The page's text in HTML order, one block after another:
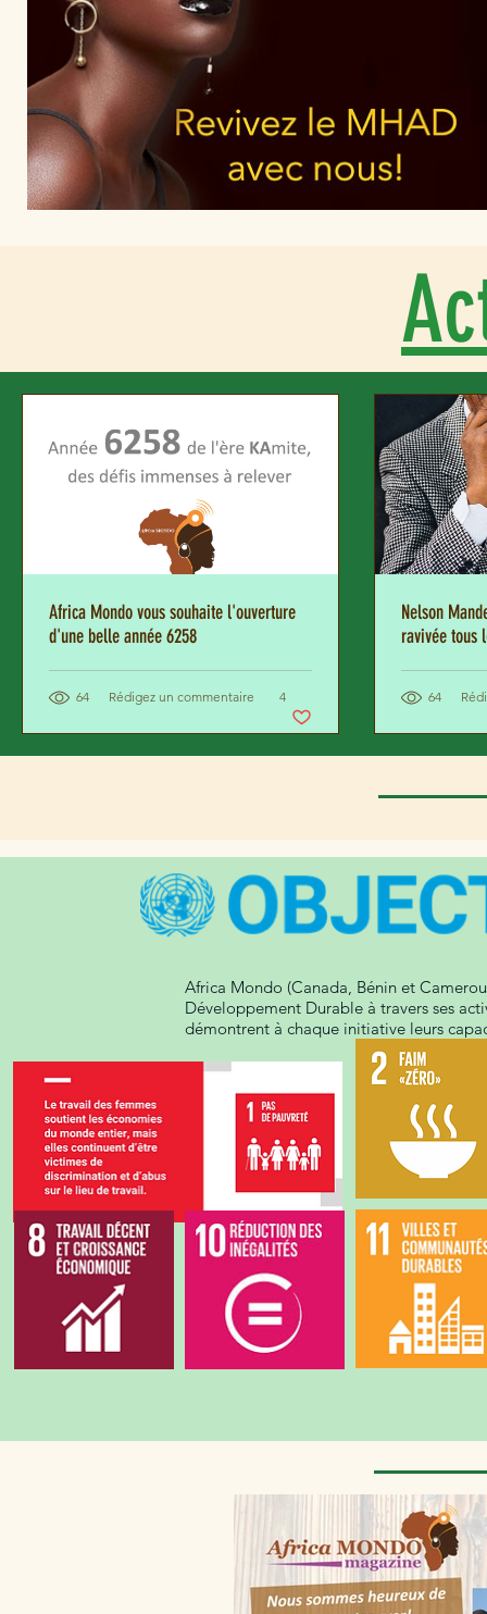
Africa Mondo vous souhaite l'ouverture
d'une belle année 6258
64 Rédigez un commentaire 4
Nelson
ravivée tous
64
Africa Mondo (Canada, Bénin et
Développement Durable à travers ses
démontrent à chaque initiative leurs